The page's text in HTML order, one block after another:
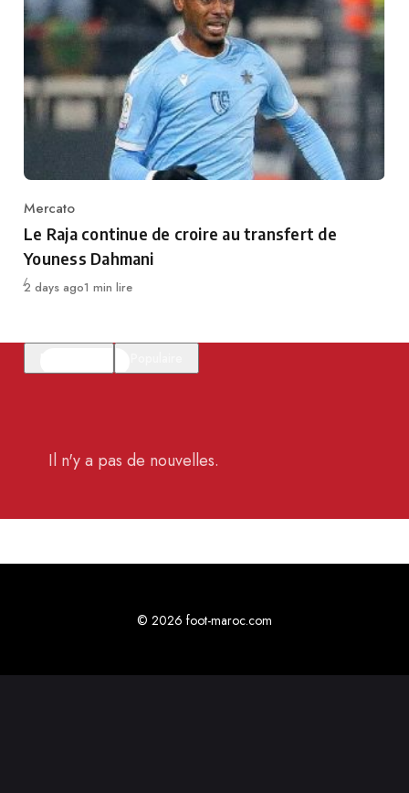
Category
Mercato
Le Raja continue de croire au transfert de
Youness Dahmani
Publié
2 days ago1 min lire
Il n'y a pas de nouvelles.
© 2026 foot-maroc.com